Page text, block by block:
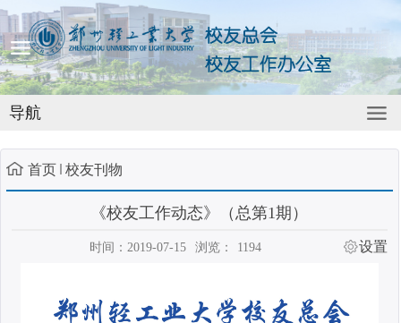
导航
首页 校友刊物
《校友工作动态》（总第1期）
时间：2019-07-15 浏览： 1194 设置